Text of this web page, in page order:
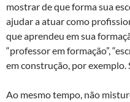
mostrar de que forma sua
ajudar a atuar como
que aprendeu em sua
“professor em formação”,
em construção, por exemplo.
Ao mesmo tempo, não